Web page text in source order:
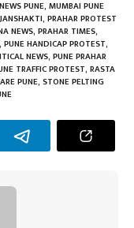
gr
a
m
e
PUNE, MUMBAI PUNE
, PRAHAR PROTEST
NEWS, PRAHAR TIMES,
, PUNE HANDICAP PROTEST,
NEWS, PUNE PRAHAR
TRAFFIC PROTEST, RASTA
PUNE, STONE PELTING